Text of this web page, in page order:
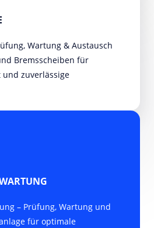
Wartung & Austausch
Bremsscheiben für
zuverlässige
– Prüfung, Wartung und
für optimale